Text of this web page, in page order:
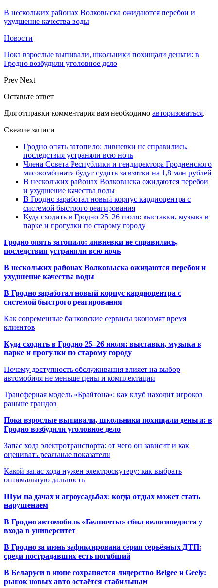
В нескольких районах Волковыска ожидаются перебои и
ухудшение качества воды
Новости
Пока взрослые выпивали, школьники похищали деньги: в
Гродно возбудили уголовное дело
Prev Next
Оставьте ответ
Для отправки комментария вам необходимо авторизоваться.
Свежие записи
Гродно опять затопило: ливневки не справились,
последствия устраняли всю ночь
Члена Совета Республики и гендиректора Гродненского
мясокомбината будут судить за взятки на 1,8 млн рублей
В нескольких районах Волковыска ожидаются перебои
и ухудшение качества воды
В Гродно заработал новый корпус кардиоцентра с
системой быстрого реагирования
Куда сходить в Гродно 25–26 июля: выставки, музыка в
парке и прогулки по старому городу
Гродно опять затопило: ливневки не справились,
последствия устраняли всю ночь
В нескольких районах Волковыска ожидаются перебои и
ухудшение качества воды
В Гродно заработал новый корпус кардиоцентра с
системой быстрого реагирования
Как современные банковские сервисы экономят время
клиентов
Куда сходить в Гродно 25–26 июля: выставки, музыка в
парке и прогулки по старому городу
Почему доступность обслуживания влияет на выбор
автомобиля не меньше цены и комплектации
Трансферная модель «Брайтона»: как клуб находит игроков
раньше грандов
Пока взрослые выпивали, школьники похищали деньги: в
Гродно возбудили уголовное дело
Запас хода электротранспорта: от чего он зависит и как
оценивать реальные показатели
Какой запас хода нужен электроскутеру: как выбрать
оптимальную дальность
Шум на дачах и агроусадьбах: когда отдых может стать
нарушением
В Гродно автомобиль «Белпочты» сбил велосипедиста у
входа в университет
В Гродно за июнь зафиксирована серия серьёзных ДТП:
среди пострадавших есть погибший
В Беларуси в июне сохраняется лидерство Belgee и Geely:
рынок новых авто остаётся стабильным